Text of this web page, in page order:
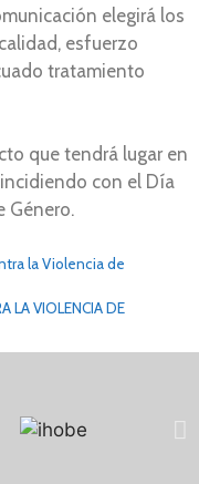
elegirá los
esfuerzo
tratamiento
que tendrá lugar en
con el Día
Género.
la Violencia de
LA VIOLENCIA DE